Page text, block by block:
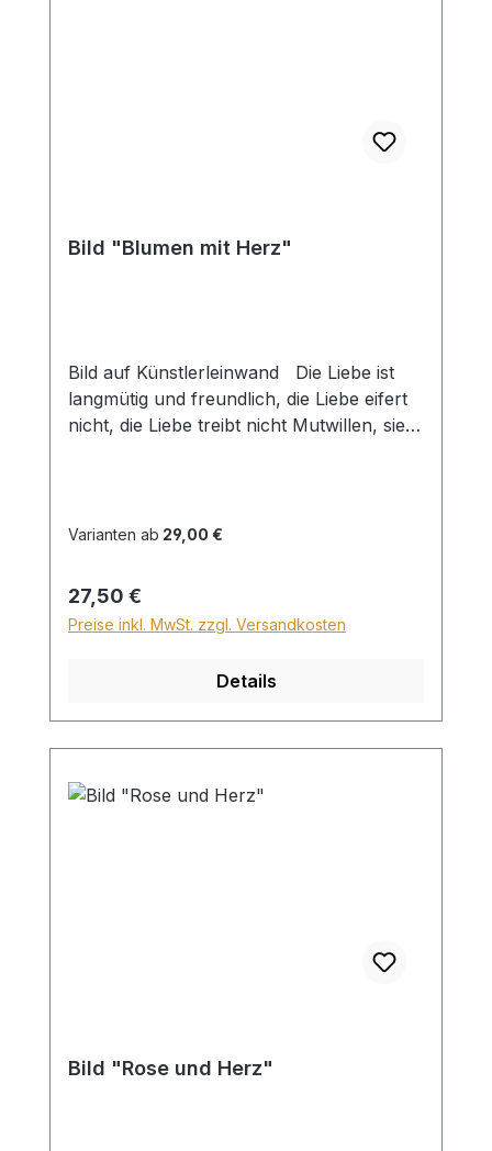
Bild "Blumen mit Herz"
Bild auf Künstlerleinwand Die Liebe ist
langmütig und freundlich, die Liebe eifert
nicht, die Liebe treibt nicht Mutwillen, sie
Versand innerhalb Deutschlands ein
28,99€ berechnet. Für den Versand ins
Ausland beträgt der Sperrgutzuschlag
30€.
Varianten ab 29,00 €
Regulärer Preis:
27,50 €
Preise inkl. MwSt. zzgl. Versandkosten
Details
Bild "Rose und Herz"